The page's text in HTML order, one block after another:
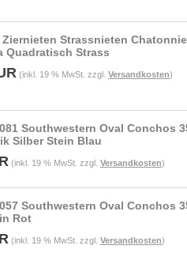
Ziernieten Strassnieten
Quadratisch Strass
(inkl. 19 % MwSt. zzgl. Versandkosten)
Southwestern Oval Conchos
Silber Stein Blau
(inkl. 19 % MwSt. zzgl. Versandkosten)
Southwestern Oval Conchos
Rot
(inkl. 19 % MwSt. zzgl. Versandkosten)